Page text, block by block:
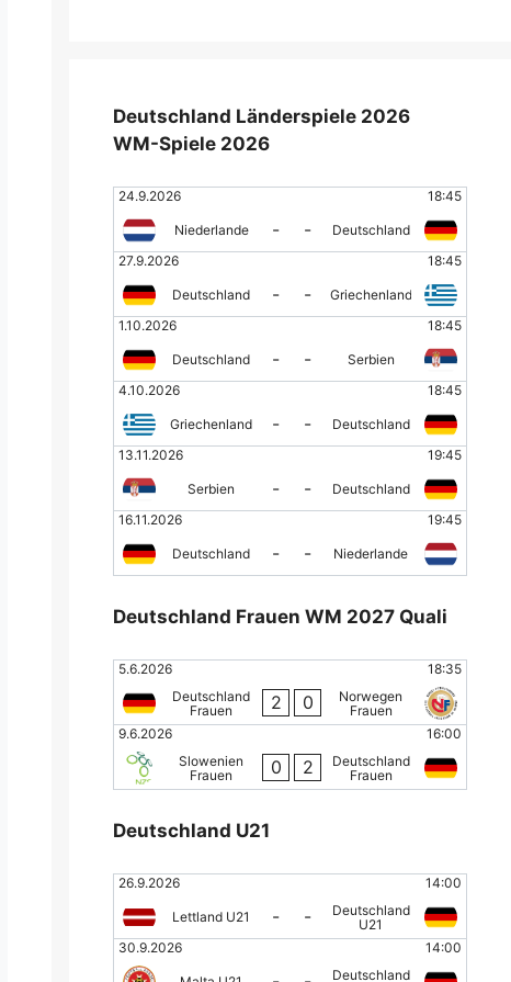
Deutschland Länderspiele 2026
WM-Spiele 2026
24.9.2026 18:45
Niederlande - -
Deutschland
27.9.2026
18:45
Deutschland - -
Griechenland
1.10.2026
18:45
Deutschland - -
Serbien
4.10.2026
18:45
Griechenland - -
Deutschland
13.11.2026
19:45
Serbien - -
Deutschland
16.11.2026
19:45
Deutschland - - Niederlande
Deutschland Frauen WM 2027 Quali
5.6.2026
18:35
Deutschland
Frauen
2 0
Norwegen
Frauen
9.6.2026
16:00
Slowenien
Frauen
0 2
Deutschland
Frauen
Deutschland U21
26.9.2026 14:00
Lettland U21 - -
Deutschland
U21
30.9.2026
14:00
Deutschland